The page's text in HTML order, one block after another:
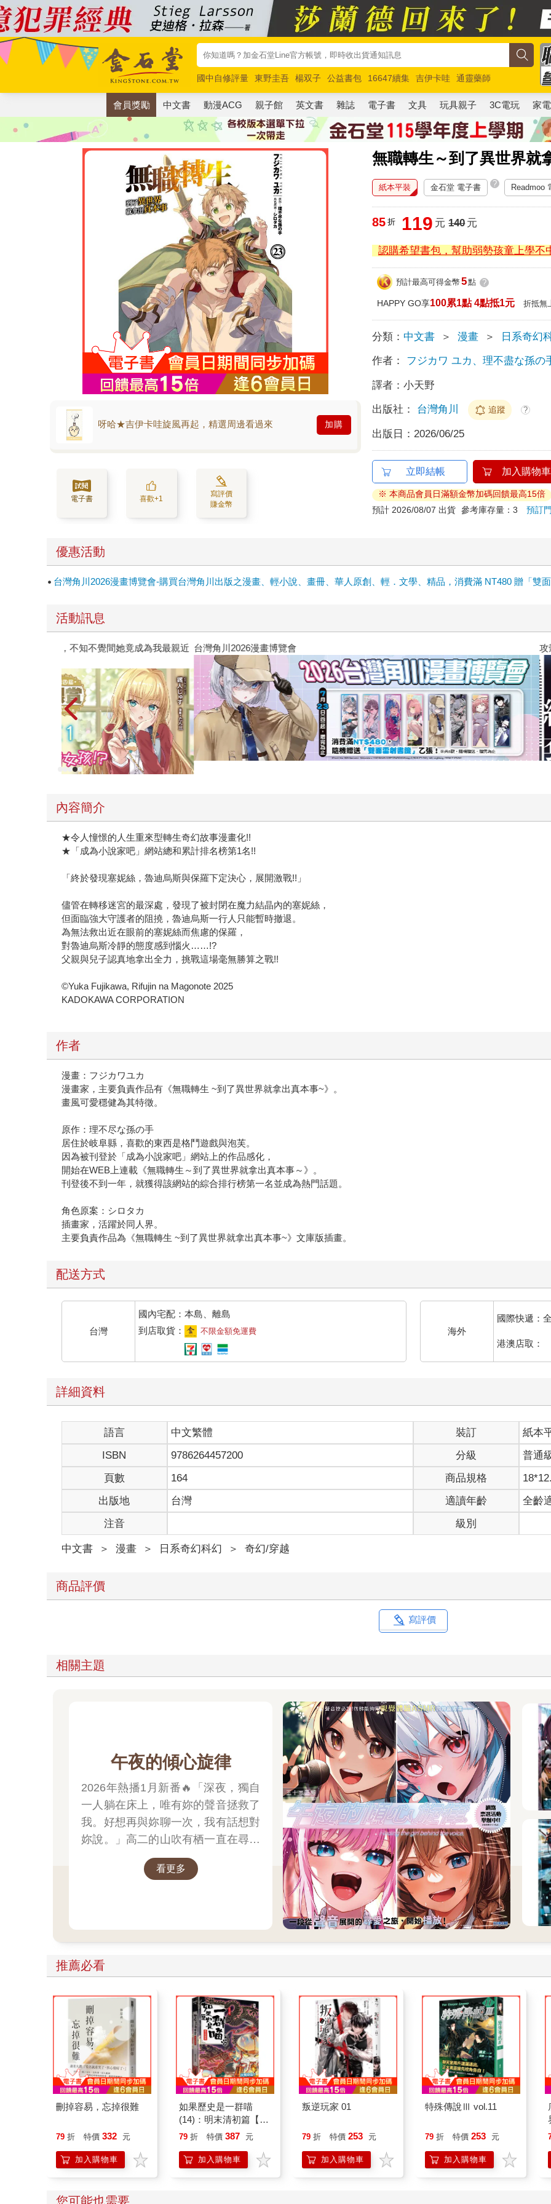
國中自修評量 東野圭吾 楊双子 公益書包 16647續集 吉伊卡哇
通靈藥師
唯紅花綻放
奧德賽 路邊攤新作 馬斯克 玩具總動員5 超慢跑
會員獎勵 中文書 動漫ACG 親子館 英文書 雜誌 電子書 文具 玩具親子 3C電玩 家電
無職轉生～到了異世界就
呀哈★吉伊卡哇旋風再起，精選周邊看過來 加購
電子書 喜歡+1
寫評價
賺金幣
紙本平裝 金石堂 電子書 ? Readmoo
85 折 119 元 140元
認購希望書包，幫助弱勢孩童上學不
預計最高可得金幣 5點 ?
HAPPY GO享100累1點 4點抵1元 折抵無
分類： 中文書 ＞ 漫畫 ＞ 日系奇幻
作者： フジカワ ユカ、理不盡な孫の
譯者：小天野
出版社： 台灣角川 追蹤 ?
出版日： 2026/06/25
立即結帳 加入購物車
※ 本商品會員日滿額金幣加碼回饋最高15倍
預計 2026/08/07 出貨 參考庫存量：3預訂
優惠活動
台灣角川2026漫畫博覽會-購買台灣角川出版之漫畫、輕小說、畫冊、華人原創、輕．文學、精品，消費滿 NT480 贈「雙
活動訊息
攻殼機動隊 (1995) 4K數位修復版
內容簡介
★令人憧憬的人生重來型轉生奇幻故事漫畫化!!
★「成為小說家吧」網站總和累計排名榜第1名!!
「終於發現塞妮絲，魯迪烏斯與保羅下定決心，展開激戰!!」
儘管在轉移迷宮的最深處，發現了被封閉在魔力結晶內的塞妮絲，
但面臨強大守護者的阻撓，魯迪烏斯一行人只能暫時撤退。
為無法救出近在眼前的塞妮絲而焦慮的保羅，
對魯迪烏斯冷靜的態度感到惱火……!?
父親與兒子認真地拿出全力，挑戰這場毫無勝算之戰!!
©Yuka Fujikawa, Rifujin na Magonote 2025
KADOKAWA CORPORATION
作者
漫畫：フジカワユカ
漫畫家，主要負責作品有《無職轉生 ~到了異世界就拿出真本事~》。
畫風可愛穩健為其特徵。
原作：理不尽な孫の手
居住於岐阜縣，喜歡的東西是格鬥遊戲與泡芙。
因為被刊登於「成為小說家吧」網站上的作品感化，
開始在WEB上連載《無職轉生～到了異世界就拿出真本事～》。
刊登後不到一年，就獲得該網站的綜合排行榜第一名並成為熱門話題。
角色原案：シロタカ
插畫家，活躍於同人界。
主要負責作品為《無職轉生 ~到了異世界就拿出真本事~》文庫版插畫。
配送方式
台灣
國內宅配：本島、離島
到店取貨：
不限金額免運費 海外
國際快遞：
港澳店取：
詳細資料
語言 中文繁體 裝訂
紙本
ISBN
9786264457200 分級
普通
頁數
164 商品規格
出版地
台灣 適讀年齡
全齡
注音
級別
中文書 ＞ 漫畫 ＞ 日系奇幻科幻 ＞ 奇幻/穿越
商品評價
寫評價
相關主題
午夜的傾心旋律
2026年熱播1月新番🔥「深夜，獨自
一人躺在床上，唯有妳的聲音拯救了
我。好想再與妳聊一次，我有話想對
妳說。」高二的山吹有栖一直在尋找
一個長相成謎、本名不詳，化名為
「阿波羅」在線上廣播電臺主持節目
看更多
推薦必看
刪掉容易，忘掉很難
79 折 特價 332 元
加入購物車
如果歷史是一群喵
(14)：明末清初篇【萌
貓漫畫學歷史】
79 折 特價 387 元
加入購物車
叛逆玩家 01
79 折 特價 253 元
加入購物車
特殊傳說Ⅲ vol.11
79 折 特價 253 元
加入購物車
您可能也需要